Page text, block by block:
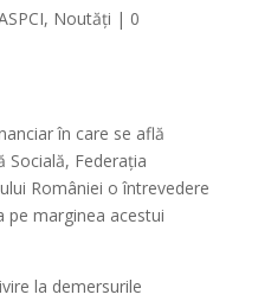
, Noutăți | 0
în care se află
Socială, Federația
României o întrevedere
pe marginea acestui
la demersurile